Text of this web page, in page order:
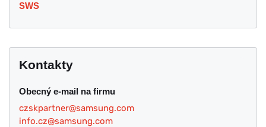
SWS
Kontakty
Obecný e-mail na firmu
czskpartner@samsung.com
info.cz@samsung.com